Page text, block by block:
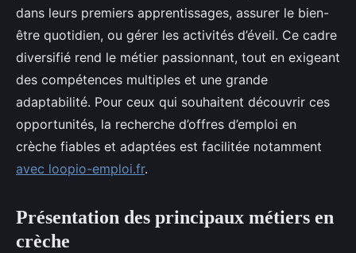
dans leurs premiers apprentissages, assurer le bien-
être quotidien, ou gérer les activités d’éveil. Ce cadre
diversifié rend le métier passionnant, tout en exigeant
des compétences multiples et une grande
adaptabilité. Pour ceux qui souhaitent découvrir ces
opportunités, la recherche d’offres d’emploi en
crèche fiables et adaptées est facilitée notamment
avec loopio-emploi.fr.
Présentation des principaux métiers en
crèche